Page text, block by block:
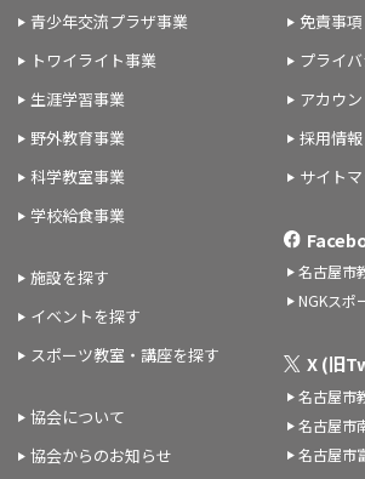
青少年交流プラザ事業
トワイライト事業
生涯学習事業
野外教育事業
科学教室事業
学校給食事業
施設を探す
イベントを探す
スポーツ教室・講座を探す
協会について
協会からのお知らせ
免責事項
プライ
アカウ
採用情報
サイト
名古屋市
NGKスポ
X (旧
名古屋市
名古屋市
名古屋市